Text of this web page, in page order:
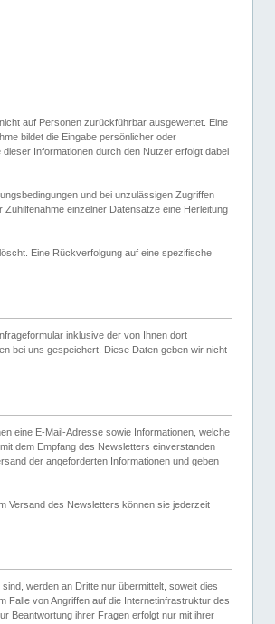
auf Personen zurückführbar ausgewertet. Eine
bildet die Eingabe persönlicher oder
Informationen durch den Nutzer erfolgt dabei
und bei unzulässigen Zugriffen
einzelner Datensätze eine Herleitung
Eine Rückverfolgung auf eine spezifische
inklusive der von Ihnen dort
bei uns gespeichert. Diese Daten geben wir nicht
eine E-Mail-Adresse sowie Informationen, welche
dem Empfang des Newsletters einverstanden
der angeforderten Informationen und geben
Versand des Newsletters können sie jederzeit
werden an Dritte nur übermittelt, soweit dies
Falle von Angriffen auf die Internetinfrastruktur des
Beantwortung ihrer Fragen erfolgt nur mit ihrer